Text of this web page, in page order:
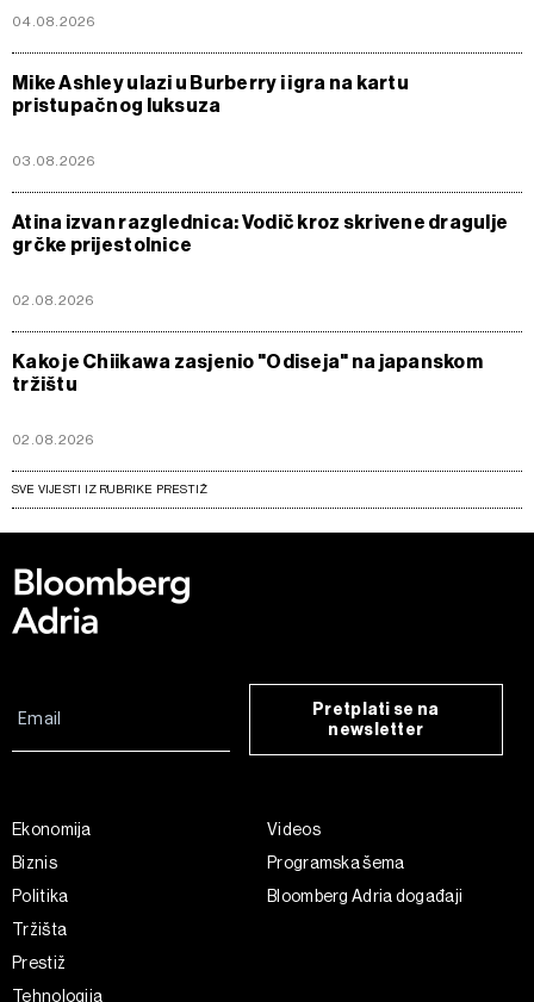
04.08.2026
Mike Ashley ulazi u Burberry i igra na kartu
pristupačnog luksuza
03.08.2026
Atina izvan razglednica: Vodič kroz skrivene dragulje
grčke prijestolnice
02.08.2026
Kako je Chiikawa zasjenio "Odiseja" na japanskom
tržištu
02.08.2026
SVE VIJESTI IZ RUBRIKE PRESTIŽ
Pretplati se na
newsletter
Ekonomija
Biznis
Politika
Tržišta
Prestiž
Tehnologija
Videos
Programska šema
Bloomberg Adria događaji